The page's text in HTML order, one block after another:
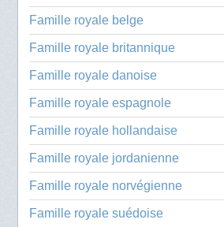
Famille royale belge
Famille royale britannique
Famille royale danoise
Famille royale espagnole
Famille royale hollandaise
Famille royale jordanienne
Famille royale norvégienne
Famille royale suédoise